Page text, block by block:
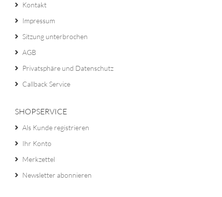
Kontakt
Impressum
Sitzung unterbrochen
AGB
Privatsphäre und Datenschutz
Callback Service
SHOPSERVICE
Als Kunde registrieren
Ihr Konto
Merkzettel
Newsletter abonnieren